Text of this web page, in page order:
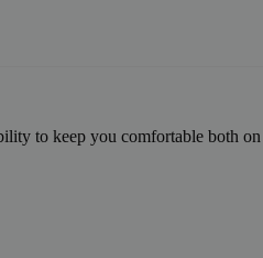
to keep you comfortable both on